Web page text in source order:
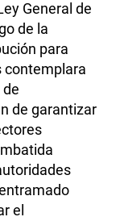
General de
de la
para
contemplara
de garantizar
el